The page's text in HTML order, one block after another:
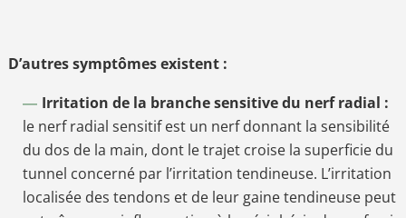
D’autres symptômes existent :
Irritation de la branche sensitive du nerf radial :
le nerf radial sensitif est un nerf donnant la sensibilité
du dos de la main, dont le trajet croise la superficie du
tunnel concerné par l’irritation tendineuse. L’irritation
localisée des tendons et de leur gaine tendineuse peut